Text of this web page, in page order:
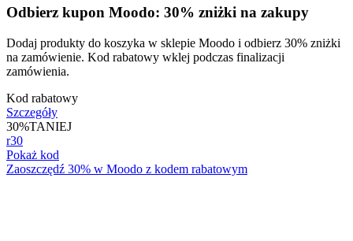
Odbierz kupon Moodo: 30% zniżki na zakupy
Dodaj produkty do koszyka w sklepie Moodo i odbierz 30% zniżki
na zamówienie. Kod rabatowy wklej podczas finalizacji
zamówienia.
Kod rabatowy
Szczegóły
30%TANIEJ
r30
Pokaż kod
Zaoszczędź 30% w Moodo z kodem rabatowym